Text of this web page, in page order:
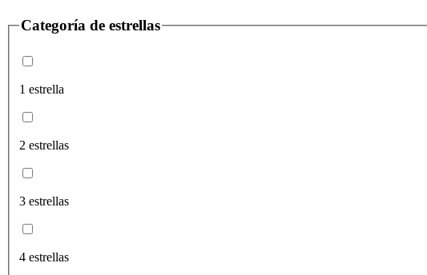
Categoría de estrellas
1 estrella
2 estrellas
3 estrellas
4 estrellas